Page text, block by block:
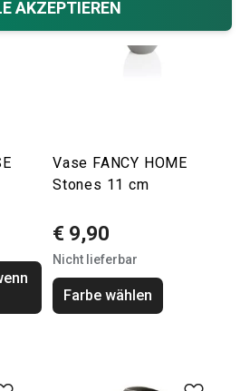
AKZEPTIEREN
Vase FANCY HOME
Stones 11 cm
€ 9,90
Nicht lieferbar
Farbe wählen